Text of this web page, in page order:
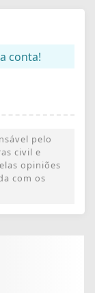
conta!
pelo
civil e
opiniões
com os